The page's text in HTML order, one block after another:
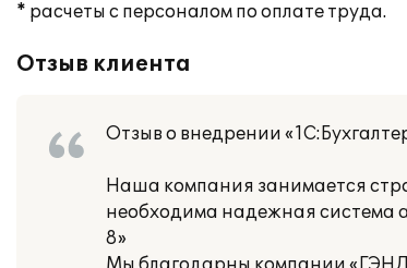
* расчеты с персоналом по оплате труда.
Отзыв клиента
Отзыв о внедрении
Наша компания занимается
необходима надежная система
8»